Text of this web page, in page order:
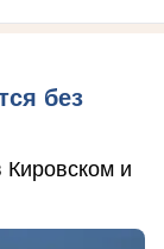
без
Кировском и